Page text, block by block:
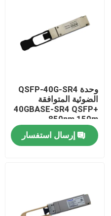
جولة في المعمل
اتصل بنا
أخبار
منتجات إنفيديا الذكاء
وحدة 100G QSFP28
وحدة QSFP-40G-SR4
الضوئية المتوافقة
40GBASE-SR4 QSFP+
850nm 150m
MTP/MPO
Transceiverإرسال استفسار